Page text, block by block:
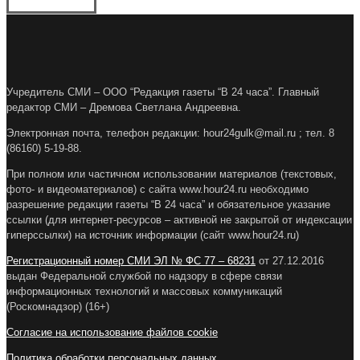
Учредитель СМИ – ООО “Редакция газеты “В 24 часа”. Главный
редактор СМИ – Дремова Светлана Андреевна.
Электронная почта, телефон редакции: hour24gulk@mail.ru ; тел. 8
(86160) 5-19-88.
При полном или частичном использовании материалов (текстовых,
фото- и видеоматериалов) с сайта www.hour24.ru необходимо
разрешение редакции газеты “В 24 часа” и обязательное указание
ссылки (для интернет-ресурсов – активной не закрытой от индексации
гиперссылки) на источник информации (сайт www.hour24.ru)
Регистрационный номер СМИ ЭЛ № ФС 77 – 68231 от 27.12.2016
выдан Федеральной службой по надзору в сфере связи
информационных технологий и массовых коммуникаций
(Роскомнадзор) (16+)
Согласие на использование файлов cookie